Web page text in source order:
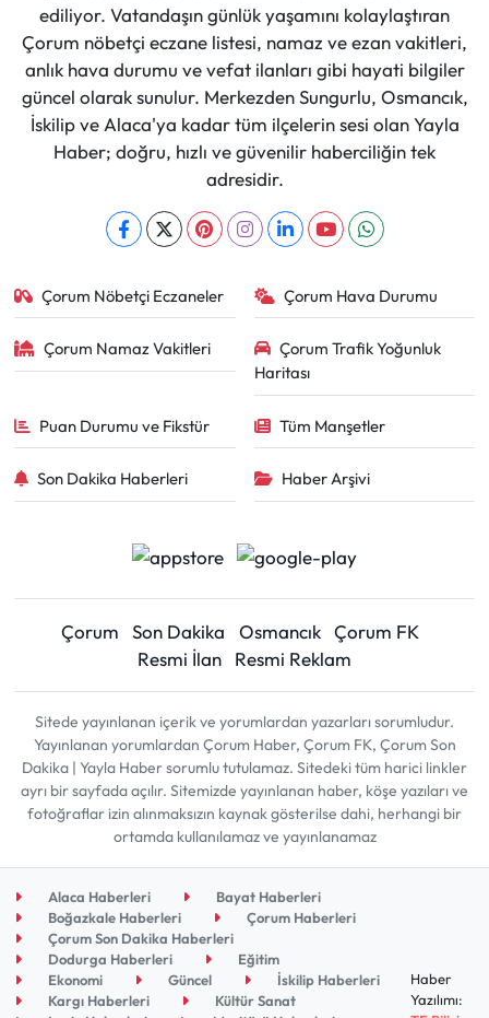
ediliyor. Vatandaşın günlük yaşamını kolaylaştıran
Çorum nöbetçi eczane listesi, namaz ve ezan vakitleri,
anlık hava durumu ve vefat ilanları gibi hayati bilgiler
güncel olarak sunulur. Merkezden Sungurlu, Osmancık,
İskilip ve Alaca'ya kadar tüm ilçelerin sesi olan Yayla
Haber; doğru, hızlı ve güvenilir haberciliğin tek
adresidir.
Çorum Nöbetçi Eczaneler Çorum Hava Durumu
Çorum Namaz Vakitleri
Çorum Trafik Yoğunluk
Haritası
Puan Durumu ve Fikstür Tüm Manşetler
Son Dakika Haberleri Haber Arşivi
Çorum Son Dakika Osmancık Çorum FK
Resmi İlan
Resmi Reklam
Sitede yayınlanan içerik ve yorumlardan yazarları sorumludur.
Yayınlanan yorumlardan Çorum Haber, Çorum FK, Çorum Son
Dakika | Yayla Haber sorumlu tutulamaz. Sitedeki tüm harici linkler
ayrı bir sayfada açılır. Sitemizde yayınlanan haber, köşe yazıları ve
fotoğraflar izin alınmaksızın kaynak gösterilse dahi, herhangi bir
ortamda kullanılamaz ve yayınlanamaz
Alaca Haberleri
Bayat Haberleri
Boğazkale Haberleri
Çorum Haberleri
Çorum Son Dakika Haberleri
Dodurga Haberleri
Eğitim
Ekonomi
Güncel
İskilip Haberleri
Kargı Haberleri
Kültür Sanat
Haber
Yazılımı: